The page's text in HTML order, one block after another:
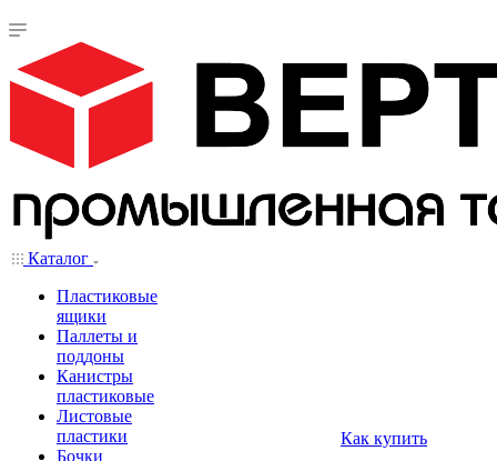
Каталог
Пластиковые
ящики
Паллеты и
поддоны
Канистры
пластиковые
Листовые
пластики
Бочки
Как купить